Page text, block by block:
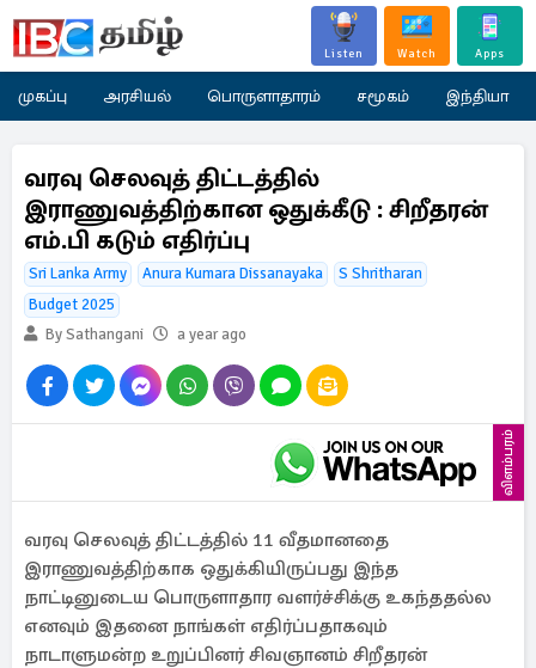
Listen Watch Apps
முகப்பு அரசியல் பொருளாதாரம் சமூகம் இந்தியா
வரவு செலவுத் திட்டத்தில்
இராணுவத்திற்கான ஒதுக்கீடு : சிறீதரன்
எம்.பி கடும் எதிர்ப்பு
Sri Lanka Army Anura Kumara Dissanayaka
S Shritharan
Budget 2025
By Sathangani
a year ago
விளம்பரம்
வரவு செலவுத் திட்டத்தில் 11 வீதமானதை
இராணுவத்திற்காக ஒதுக்கியிருப்பது இந்த
நாட்டினுடைய பொருளாதார வளர்ச்சிக்கு உகந்ததல்ல
எனவும் இதனை நாங்கள் எதிர்ப்பதாகவும்
நாடாளுமன்ற உறுப்பினர் சிவஞானம் சிறீதரன்